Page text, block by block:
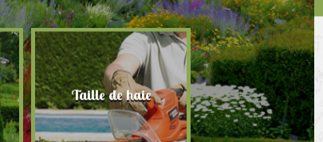
Taille de haie Abattage d'arbres